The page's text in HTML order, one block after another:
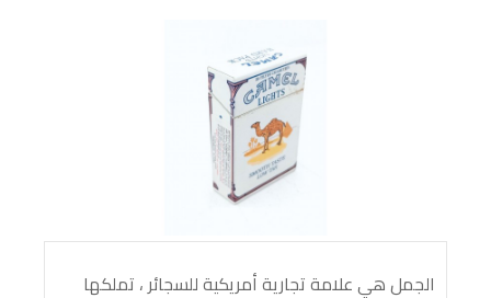
الجمل هي علامة تجارية أمريكية للسجائر ، تملكها